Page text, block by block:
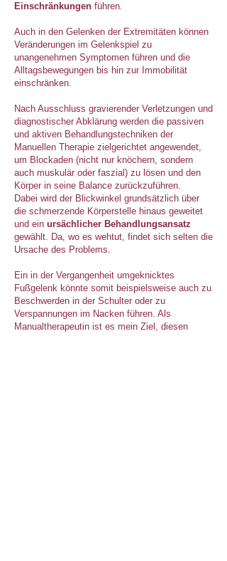
Einschränkungen führen.
Auch in den Gelenken der Extremitäten können
Veränderungen im Gelenkspiel zu
unangenehmen Symptomen führen und die
Alltagsbewegungen bis hin zur Immobilität
einschränken.
Nach Ausschluss gravierender Verletzungen und
diagnostischer Abklärung werden die passiven
und aktiven Behandlungstechniken der
Manuellen Therapie zielgerichtet angewendet,
um Blockaden (nicht nur knöchern, sondern
auch muskulär oder faszial) zu lösen und den
Körper in seine Balance zurückzuführen.
Dabei wird der Blickwinkel grundsätzlich über
die schmerzende Körperstelle hinaus geweitet
und ein ursächlicher Behandlungsansatz
gewählt. Da, wo es wehtut, findet sich selten die
Ursache des Problems.
Ein in der Vergangenheit umgeknicktes
Fußgelenk könnte somit beispielsweise auch zu
Beschwerden in der Schulter oder zu
Verspannungen im Nacken führen. Als
Manualtherapeutin ist es mein Ziel, diesen